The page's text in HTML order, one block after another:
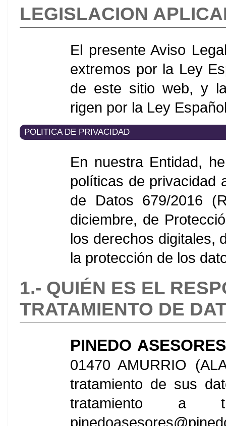
LEGISLACION
El presente Aviso
extremos por la Ley
de este sitio web, y
rigen por la Ley
POLITICA DE PRIVACIDAD
En nuestra Entidad,
políticas de privacidad
de Datos 679/2016
diciembre, de
los derechos digitales,
la protección de los
1.- QUIÉN ES EL
TRATAMIENTO DE
PINEDO
01470 AMURRIO
tratamiento de sus
tratamiento a